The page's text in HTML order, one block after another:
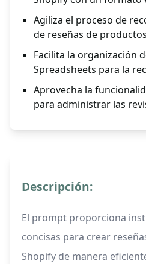
Agiliza el proceso de
de reseñas de
Facilita la organización
Spreadsheets para la
Aprovecha la
para administrar las
Descripción:
El prompt proporciona
concisas para crear
Shopify de manera